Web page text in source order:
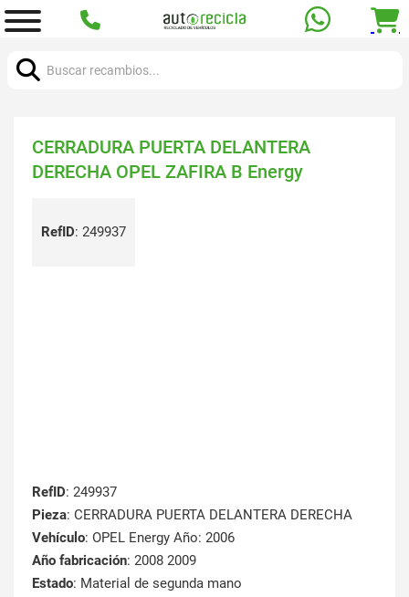
CERRADURA PUERTA DELANTERA
DERECHA OPEL ZAFIRA B Energy
RefID: 249937
RefID: 249937
Pieza: CERRADURA PUERTA DELANTERA DERECHA
Vehículo: OPEL Energy Año: 2006
Año fabricación: 2008 2009
Estado: Material de segunda mano